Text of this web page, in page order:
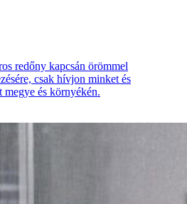
redőny kapcsán örömmel
csak hívjon minket és
megye és környékén.